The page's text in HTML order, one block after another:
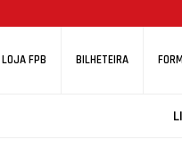
LOJA FPB BILHETEIRA